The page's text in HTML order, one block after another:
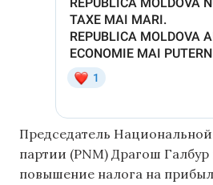
Председатель
партии (PNM) Драгош Галбур
повышение налога на